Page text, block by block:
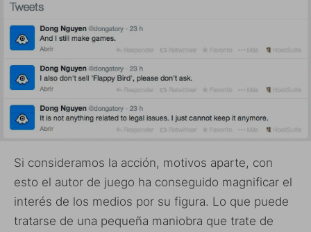
Si consideramos la acción, motivos aparte, con
esto el autor de juego ha conseguido magnificar el
interés de los medios por su figura. Lo que puede
tratarse de una pequeña maniobra que trate de